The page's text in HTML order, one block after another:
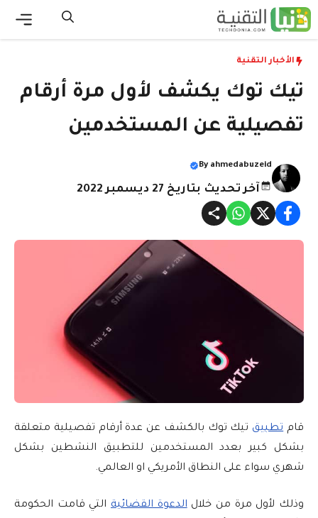
انتقل
إلى
الأخبار التقنية
تيك توك يكشف لأول مرة أرقام
تفصيلية عن المستخدمين
By ahmedabuzeid
آخر تحديث بتاريخ 27 ديسمبر 2022
قامتطبيق تيك توك بالكشف عن عدة أرقام تفصيلية متعلقة
بشكل كبير بعدد المستخدمين للتطبيق النشطين بشكل
شهري سواء على النطاق الأمريكي او العالمي.
وذلك لأول مرة من خلالالدعوة القضائية التي قامت الحكومة